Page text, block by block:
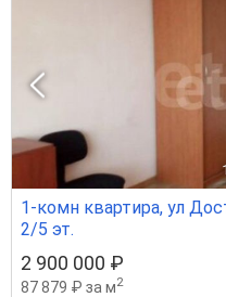
1
1-комн квартира, ул
2/5 эт.
2 900 000 ₽
87 879 ₽ за м2